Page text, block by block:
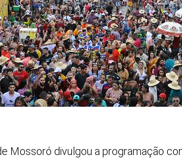
Mossoró divulgou a programação